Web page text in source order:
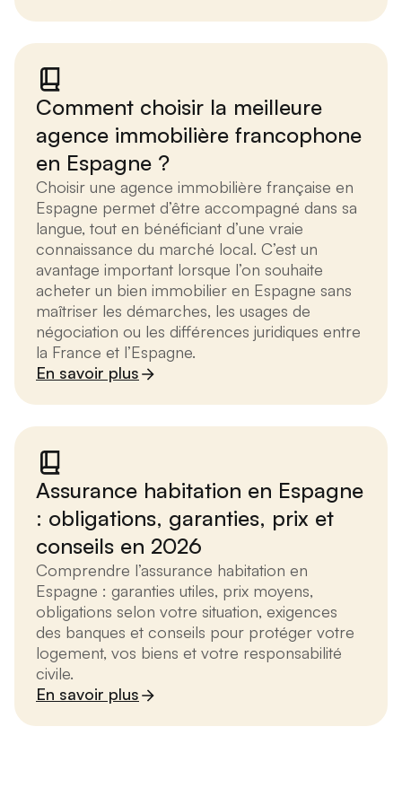
Comment choisir la meilleure
agence immobilière francophone
en Espagne ?
Choisir une agence immobilière française en
Espagne permet d’être accompagné dans sa
langue, tout en bénéficiant d’une vraie
connaissance du marché local. C’est un
avantage important lorsque l’on souhaite
acheter un bien immobilier en Espagne sans
maîtriser les démarches, les usages de
négociation ou les différences juridiques entre
la France et l’Espagne.
En savoir plus
Assurance habitation en Espagne
: obligations, garanties, prix et
conseils en 2026
Comprendre l’assurance habitation en
Espagne : garanties utiles, prix moyens,
obligations selon votre situation, exigences
des banques et conseils pour protéger votre
logement, vos biens et votre responsabilité
civile.
En savoir plus